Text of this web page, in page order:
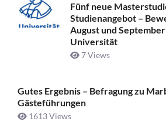
Fünf neue
Studienangebot –
August und
Universität
7 Views
Gutes Ergebnis – Befragung zu
Gästeführungen
1613 Views